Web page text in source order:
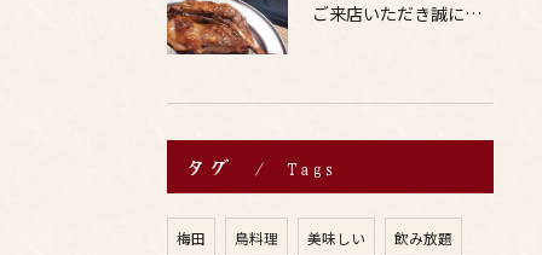
ご来店いただき誠にありがとうございます。
タグ Tags
梅田 鳥料理 美味しい 飲み放題